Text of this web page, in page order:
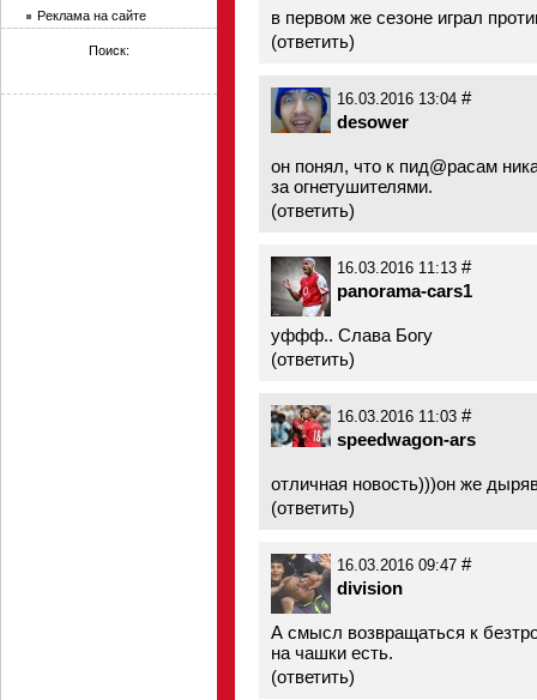
в первом же сезоне играл
(ответить)
16.03.2016 13:04 #
desower
он понял, что к пид@расам
за огнетушителями.
(ответить)
16.03.2016 11:13 #
panorama-cars1
уффф.. Слава Богу
(ответить)
16.03.2016 11:03 #
speedwagon-ars
отличная новость)))он же
(ответить)
16.03.2016 09:47 #
division
А смысл возвращаться к
на чашки есть.
(ответить)
Реклама на сайте
Поиск: